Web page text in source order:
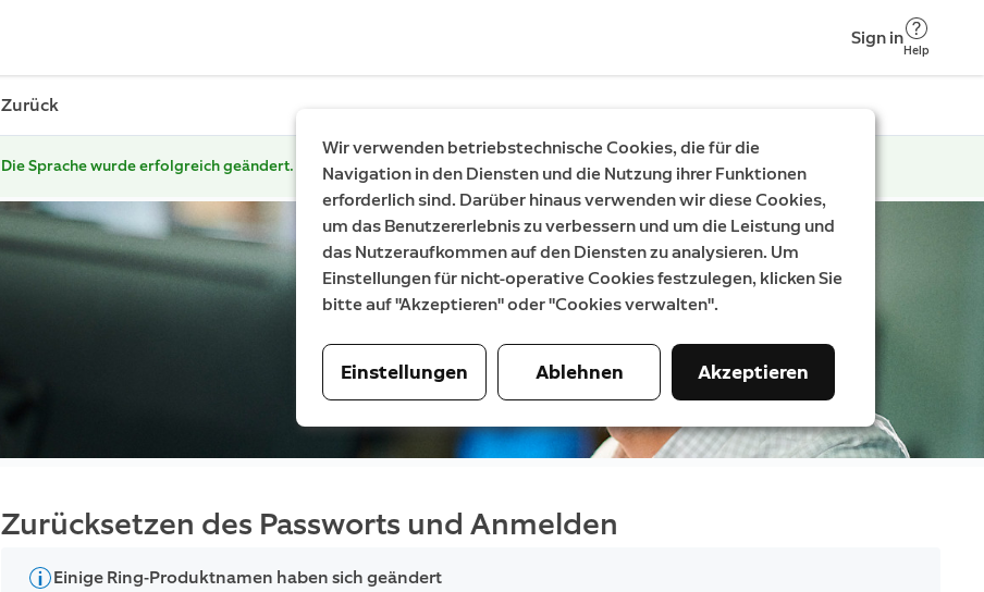
Sign in
Help
Zurück
Die Sprache wurde erfolgreich geändert.
Zurücksetzen des Passworts und Anmelden
Einige Ring-Produktnamen haben sich geändert
Wir verwenden betriebstechnische Cookies, die für die
Navigation in den Diensten und die Nutzung ihrer Funktionen
erforderlich sind. Darüber hinaus verwenden wir diese Cookies,
um das Benutzererlebnis zu verbessern und um die Leistung und
das Nutzeraufkommen auf den Diensten zu analysieren. Um
Einstellungen für nicht-operative Cookies festzulegen, klicken Sie
bitte auf "Akzeptieren" oder "Cookies verwalten".
Einstellungen Ablehnen Akzeptieren